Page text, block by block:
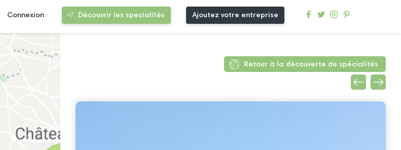
Connexion Découvrir les specialités Ajoutez votre entreprise
Retour à la découverte de spécialités